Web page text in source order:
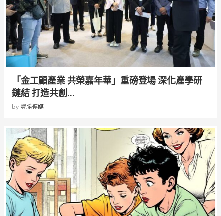
「金工顧產業 共榮嘉年華」重磅登場 深化產學研
鏈結 打造共創...
by 豐勝傳媒